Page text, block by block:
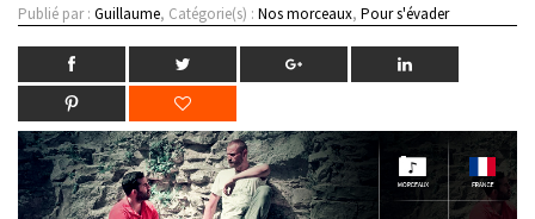
Publié par : Guillaume, Catégorie(s) : Nos morceaux, Pour s'évader